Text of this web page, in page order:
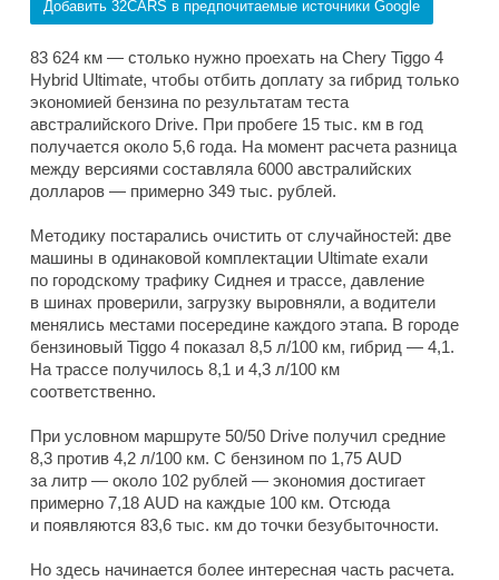
Добавить 32CARS в предпочитаемые источники Google
83 624 км — столько нужно проехать на Chery Tiggo 4
Hybrid Ultimate, чтобы отбить доплату за гибрид только
экономией бензина по результатам теста
австралийского Drive. При пробеге 15 тыс. км в год
получается около 5,6 года. На момент расчета разница
между версиями составляла 6000 австралийских
долларов — примерно 349 тыс. рублей.
Методику постарались очистить от случайностей: две
машины в одинаковой комплектации Ultimate ехали
по городскому трафику Сиднея и трассе, давление
в шинах проверили, загрузку выровняли, а водители
менялись местами посередине каждого этапа. В городе
бензиновый Tiggo 4 показал 8,5 л/100 км, гибрид — 4,1.
На трассе получилось 8,1 и 4,3 л/100 км
соответственно.
При условном маршруте 50/50 Drive получил средние
8,3 против 4,2 л/100 км. С бензином по 1,75 AUD
за литр — около 102 рублей — экономия достигает
примерно 7,18 AUD на каждые 100 км. Отсюда
и появляются 83,6 тыс. км до точки безубыточности.
Но здесь начинается более интересная часть расчета.